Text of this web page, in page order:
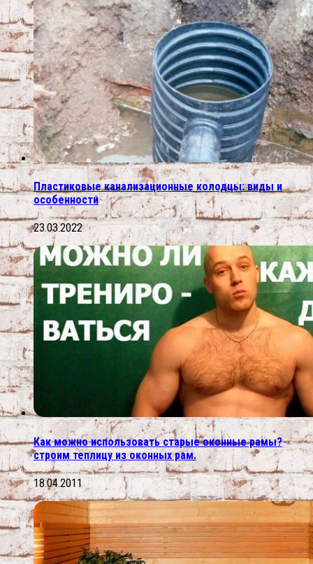
Пластиковые канализационные колодцы: виды и
особенности
23.03.2022
Как можно использовать старые оконные рамы?
строим теплицу из оконных рам.
18.04.2011